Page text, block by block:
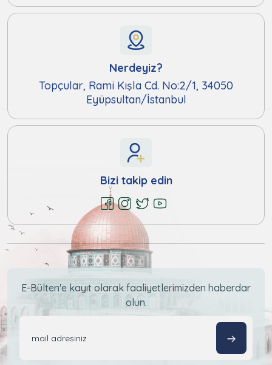
Nerdeyiz?
Topçular, Rami Kışla Cd. No:2/1, 34050
Eyüpsultan/İstanbul
Bizi takip edin
E-Bülten'e kayıt olarak faaliyetlerimizden haberdar
olun.